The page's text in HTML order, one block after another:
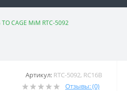
CAGE MiM RTC-5092
Артикул: RTC-5092, RC16B
Отзывы: (0)